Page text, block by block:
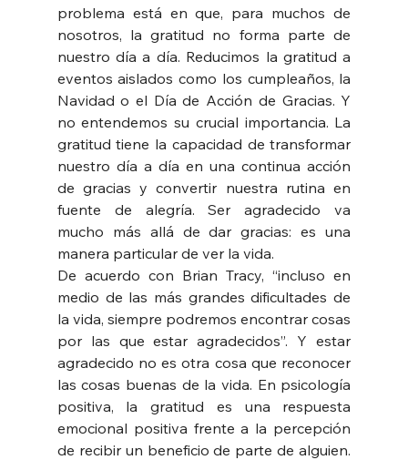
problema está en que, para muchos de
nosotros, la gratitud no forma parte de
nuestro día a día. Reducimos la gratitud a
eventos aislados como los cumpleaños, la
Navidad o el Día de Acción de Gracias. Y
no entendemos su crucial importancia. La
gratitud tiene la capacidad de transformar
nuestro día a día en una continua acción
de gracias y convertir nuestra rutina en
fuente de alegría. Ser agradecido va
mucho más allá de dar gracias: es una
manera particular de ver la vida.
De acuerdo con Brian Tracy, “incluso en
medio de las más grandes dificultades de
la vida, siempre podremos encontrar cosas
por las que estar agradecidos”. Y estar
agradecido no es otra cosa que reconocer
las cosas buenas de la vida. En psicología
positiva, la gratitud es una respuesta
emocional positiva frente a la percepción
de recibir un beneficio de parte de alguien.